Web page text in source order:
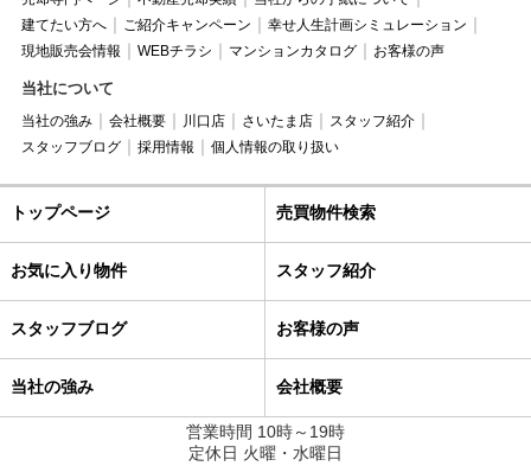
建てたい方へ
ご紹介キャンペーン
幸せ人生計画シミュレーション
現地販売会情報
WEBチラシ マンションカタログ お客様の声
当社について
当社の強み 会社概要 川口店 さいたま店
スタッフ紹介
スタッフブログ
採用情報 個人情報の取り扱い
トップページ 売買物件検索
お気に入り物件 スタッフ紹介
スタッフブログ お客様の声
当社の強み 会社概要
営業時間 10時～19時
定休日 火曜・水曜日